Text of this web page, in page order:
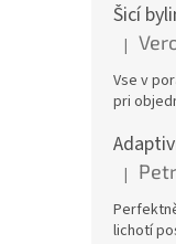
Šicí
|
Vse v
pri
|
lichotí